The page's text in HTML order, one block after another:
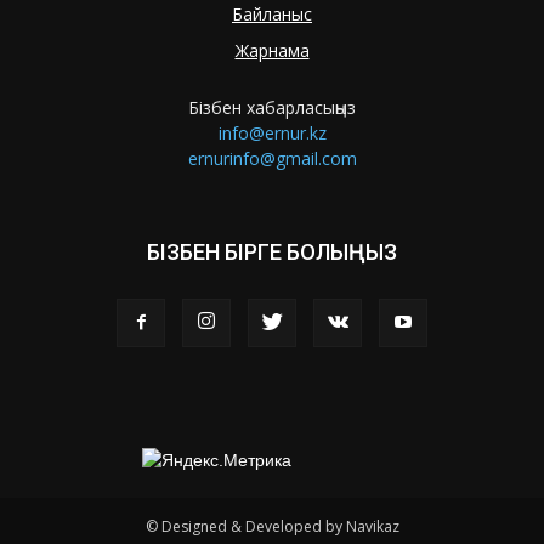
Байланыс
Жарнама
Бізбен хабарласыңыз
info@ernur.kz
ernurinfo@gmail.com
БІЗБЕН БІРГЕ БОЛЫҢЫЗ
© Designed & Developed by Navikaz